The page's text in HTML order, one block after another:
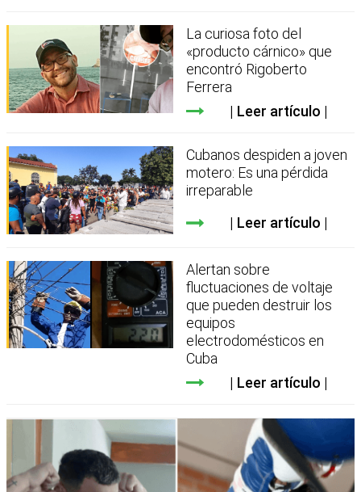
La curiosa foto del
«producto cárnico» que
encontró Rigoberto
Ferrera
Leer artículo
Cubanos despiden a joven
motero: Es una pérdida
irreparable
Leer artículo
Alertan sobre
fluctuaciones de voltaje
que pueden destruir los
equipos
electrodomésticos en
Cuba
Leer artículo